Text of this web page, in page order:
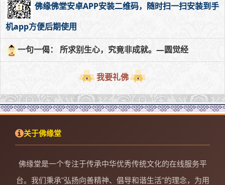
佛缘佛堂安卓APP安装二维码，随时扫一扫安装到手
机app方便后期使用
一句一偈： 所求别生心，究竟非成就。—圆觉经
我要礼佛
关于佛缘堂
佛缘堂是一个专注于传承中华优秀传统文化的在线服务平
台。我们秉承"弘扬向善精神、倡导和谐生活"的理念，为用